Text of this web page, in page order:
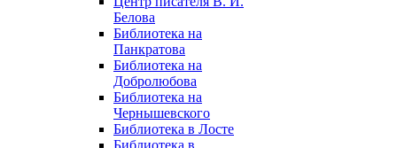
Белова
Библиотека на
Панкратова
Библиотека на
Добролюбова
Библиотека на
Чернышевского
Библиотека в Лосте
Библиотека в